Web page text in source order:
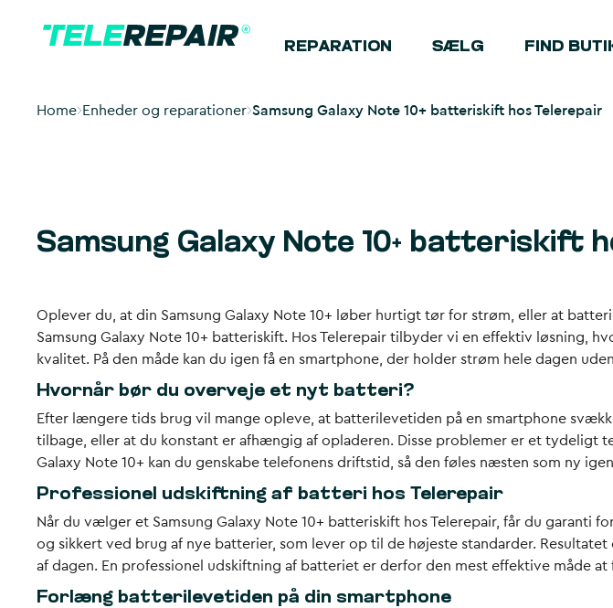
REPARATION SÆLG FIND
Home Enheder og reparationer Samsung Galaxy Note 10+ batteriskift hos Telerepair
Samsung Galaxy Note 10+ batteriskift
Oplever du, at din Samsung Galaxy Note 10+ løber hurtigt tør for strøm, eller at
Samsung Galaxy Note 10+ batteriskift. Hos Telerepair tilbyder vi en effektiv løsning,
kvalitet. På den måde kan du igen få en smartphone, der holder strøm hele dagen
Hvornår bør du overveje et nyt batteri?
Efter længere tids brug vil mange opleve, at batterilevetiden på en smartphone
tilbage, eller at du konstant er afhængig af opladeren. Disse problemer er et tydeligt
Galaxy Note 10+ kan du genskabe telefonens driftstid, så den føles næsten som ny
Professionel udskiftning af batteri hos Telerepair
Når du vælger et Samsung Galaxy Note 10+ batteriskift hos Telerepair, får du
og sikkert ved brug af nye batterier, som lever op til de højeste standarder.
af dagen. En professionel udskiftning af batteriet er derfor den mest effektive måde
Forlæng batterilevetiden på din smartphone